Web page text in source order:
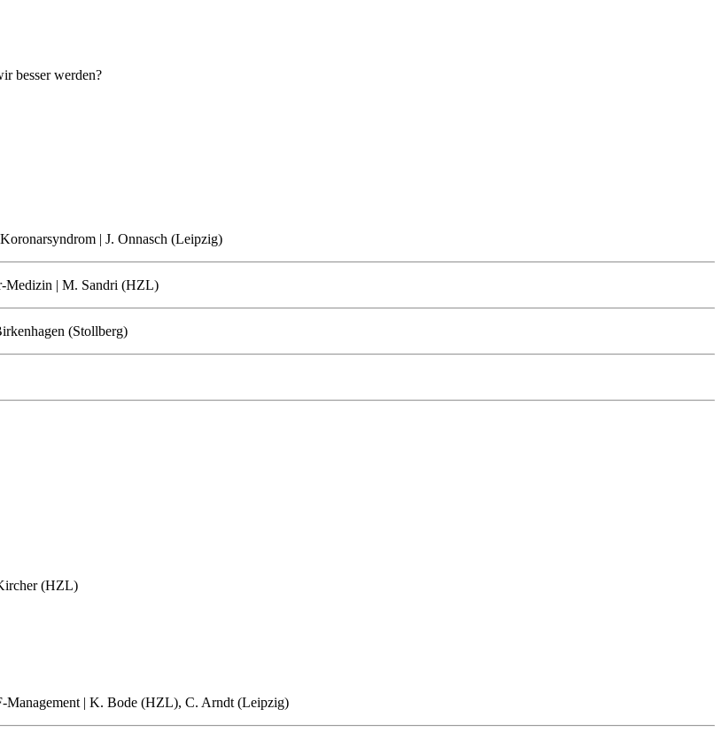
besser werden?
| J. Onnasch (Leipzig)
Medizin | M. Sandri (HZL)
(Stollberg)
(HZL)
Management | K. Bode (HZL), C. Arndt (Leipzig)